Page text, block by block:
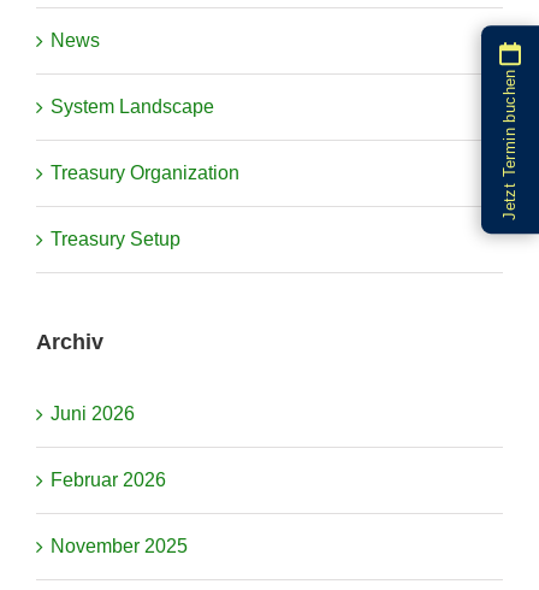
News
System Landscape
Treasury Organization
Treasury Setup
Archiv
Juni 2026
Februar 2026
November 2025
Jetzt Termin buchen